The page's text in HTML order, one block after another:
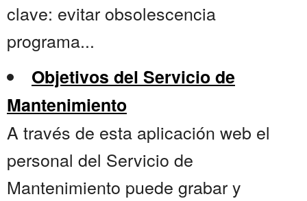
clave: evitar obsolescencia
programa...
Objetivos del Servicio de
Mantenimiento
A través de esta aplicación web el
personal del Servicio de
Mantenimiento puede grabar y